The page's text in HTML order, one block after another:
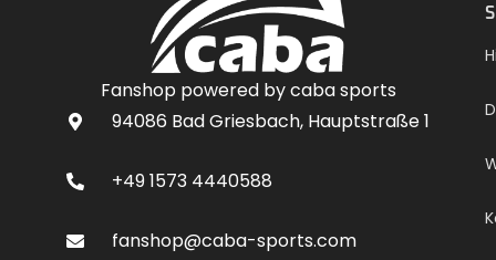
Fanshop powered by caba sports
94086 Bad Griesbach, Hauptstraße 1
+49 1573 4440588
fanshop@caba-sports.com